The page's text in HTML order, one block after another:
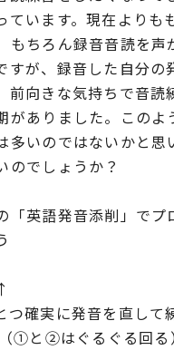
ています。現在よりも
もちろん録音音読を声
すが、録音した自分の
前向きな気持ちで音読
がありました。このよ
多いのではないかと思
のでしょうか？
英語発音添削」でプ
確実に発音を直して
①と②はぐるぐる回る